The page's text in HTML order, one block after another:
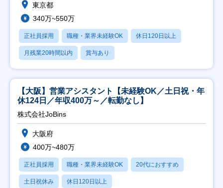
東京都
340万~550万
正社員採用 職種・業界未経験OK 休日120日以上
月残業20時間以内 賞与あり
【大阪】営業アシスタント【未経験OK／土日祝・年
休124日／年収400万～／転勤なし】
株式会社JoBins
大阪府
400万~480万
正社員採用 職種・業界未経験OK 20代におすすめ
土日祝休み 休日120日以上